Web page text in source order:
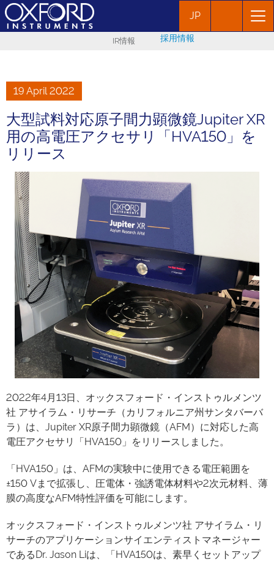
JP
IR情報 採用情報
19 April 2022
大型試料対応原子間力顕微鏡Jupiter XR
用の高電圧アクセサリ「HVA150」を
リリース
2022年4月13日、オックスフォード・インストゥルメンツ
社 アサイラム・リサーチ（カリフォルニア州サンタバーバ
ラ）は、Jupiter XR原子間力顕微鏡（AFM）に対応した高
電圧アクセサリ「HVA150」をリリースしました。
「HVA150」は、AFMの実験中に使用できる電圧範囲を
±150 Vまで拡張し、圧電体・強誘電体材料や2次元材料、薄
膜の高度なAFM特性評価を可能にします。
オックスフォード・インストゥルメンツ社 アサイラム・リ
サーチのアプリケーションサイエンティストマネージャー
であるDr. Jason Liは、「HVA150は、素早くセットアップ